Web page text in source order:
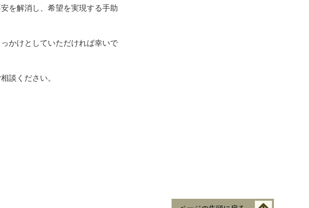
を解消し、希望を実現する手助
かけとしていただければ幸いで
談ください。